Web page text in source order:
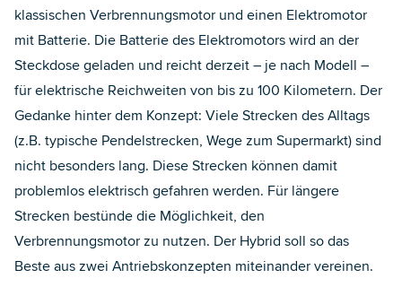
klassischen Verbrennungsmotor und einen Elektromotor
mit Batterie. Die Batterie des Elektromotors wird an der
Steckdose geladen und reicht derzeit – je nach Modell –
für elektrische Reichweiten von bis zu 100 Kilometern. Der
Gedanke hinter dem Konzept: Viele Strecken des Alltags
(z.B. typische Pendelstrecken, Wege zum Supermarkt) sind
nicht besonders lang. Diese Strecken können damit
problemlos elektrisch gefahren werden. Für längere
Strecken bestünde die Möglichkeit, den
Verbrennungsmotor zu nutzen. Der Hybrid soll so das
Beste aus zwei Antriebskonzepten miteinander vereinen.